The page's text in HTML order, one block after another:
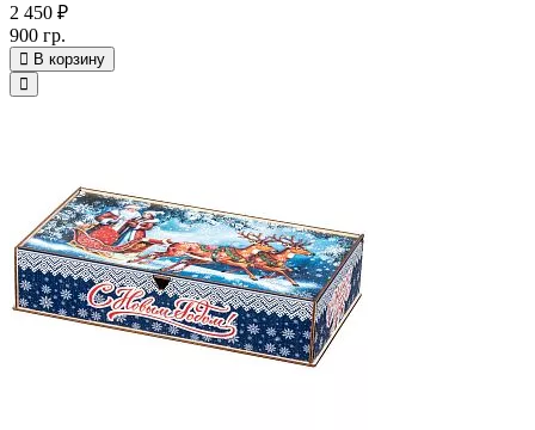
2 450 ₽
900 гр.
В корзину